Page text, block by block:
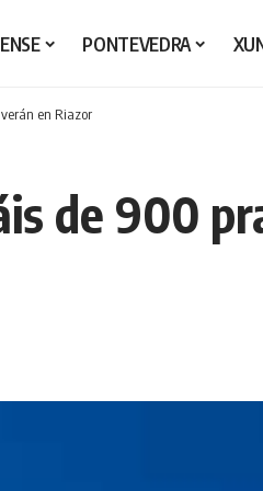
PONTEVEDRA
en Riazor
de 900